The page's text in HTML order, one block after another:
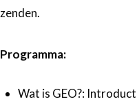
zenden.
Programma:
Wat is GEO?: